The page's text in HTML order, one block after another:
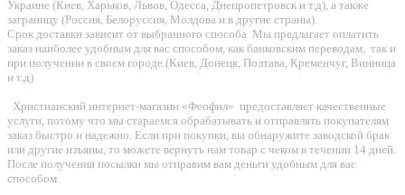
Украине (Киев, Харьков, Львов, Одесса, Днепропетровск и т.д), а также
заграницу (Россия, Белоруссия, Молдова и в другие страны).
Срок доставки зависит от выбранного способа. Мы предлагает оплатить
заказ наиболее удобным для вас способом, как банковским переводам, так и
при получении в своем городе.(Киев, Донецк, Полтава, Кременчуг, Винница
и т.д)
Христианский интернет-магазин «Феофил» предоставляет качественные
услуги, потому что мы стараемся обрабатывать и отправлять покупателям
заказ быстро и надежно. Если при покупки, вы обнаружите заводской брак
или другие изъяны, то можете вернуть нам товар с чеком в течении 14 дней.
После получения посылки мы отправим вам деньги удобным для вас
способом.